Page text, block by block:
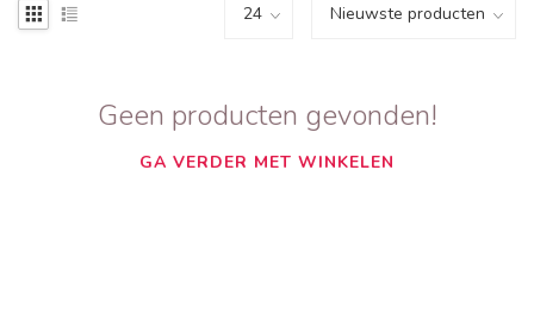
Geen producten gevonden!
GA VERDER MET WINKELEN